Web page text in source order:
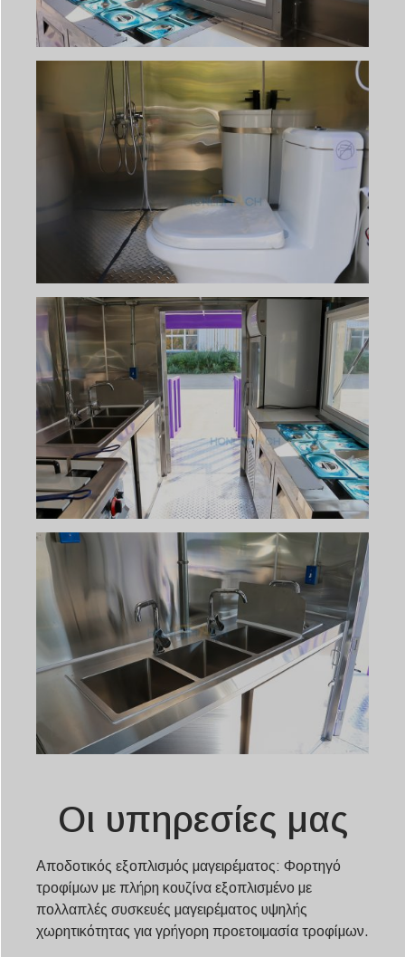
Οι υπηρεσίες μας
Αποδοτικός εξοπλισμός μαγειρέματος: Φορτηγό
τροφίμων με πλήρη κουζίνα εξοπλισμένο με
πολλαπλές συσκευές μαγειρέματος υψηλής
χωρητικότητας για γρήγορη προετοιμασία τροφίμων.